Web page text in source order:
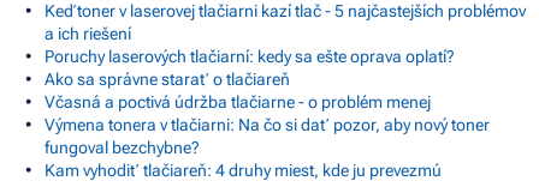
Keď toner v laserovej tlačiarni kazí tlač - 5 najčastejších problémov
a ich riešení
Poruchy laserových tlačiarní: kedy sa ešte oprava oplatí?
Ako sa správne starať o tlačiareň
Včasná a poctivá údržba tlačiarne - o problém menej
Výmena tonera v tlačiarni: Na čo si dať pozor, aby nový toner
fungoval bezchybne?
Kam vyhodiť tlačiareň: 4 druhy miest, kde ju prevezmú